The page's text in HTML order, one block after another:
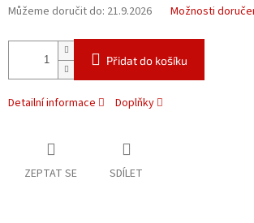
Můžeme doručit do: 21.9.2026 Možnosti
Přidat do košíku
Detailní informace Doplňky
ZEPTAT SE SDÍLET